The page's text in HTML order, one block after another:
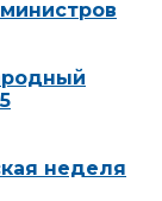
неделя